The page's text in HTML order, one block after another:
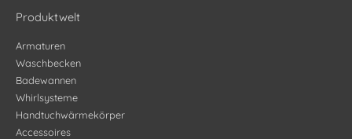
Produktwelt
Armaturen
Waschbecken
Badewannen
Whirlsysteme
Handtuchwärmekörper
Accessoires